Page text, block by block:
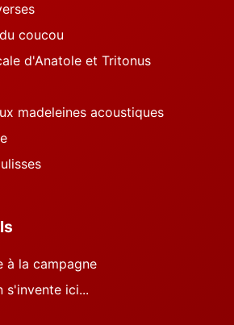
coucou
d'Anatole et Tritonus
madeleines acoustiques
à la campagne
s'invente ici...